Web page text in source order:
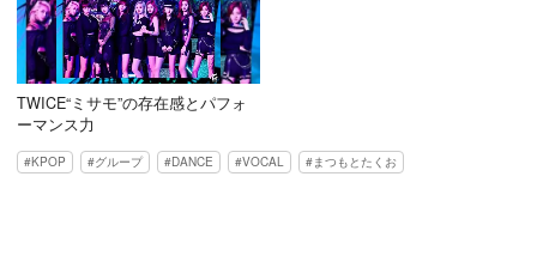
TWICE“ミサモ”の存在感とパフォ
ーマンス力
KPOP グループ DANCE VOCAL まつもとたくお